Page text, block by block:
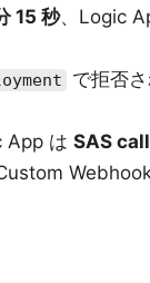
15 秒、Logic
で拒否
App は SAS